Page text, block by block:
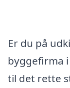
Er du på
byggefirma
til det rette